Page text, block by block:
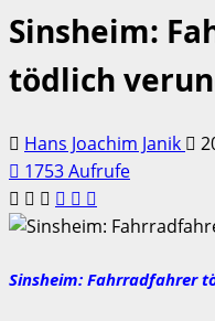
Sinsheim:
tödlich
Hans Joachim Janik
1753 Aufrufe
Sinsheim: Fahrradfahrer